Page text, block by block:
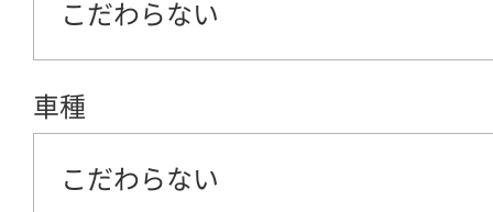
こだわらない
車種
こだわらない